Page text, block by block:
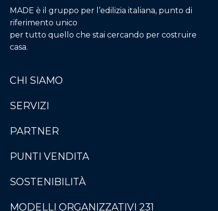
MADE è il gruppo per l’edilizia italiana, punto di
riferimento unico
per tutto quello che stai cercando per costruire
casa.
CHI SIAMO
SERVIZI
PARTNER
PUNTI VENDITA
SOSTENIBILITÀ
MODELLI ORGANIZZATIVI 231